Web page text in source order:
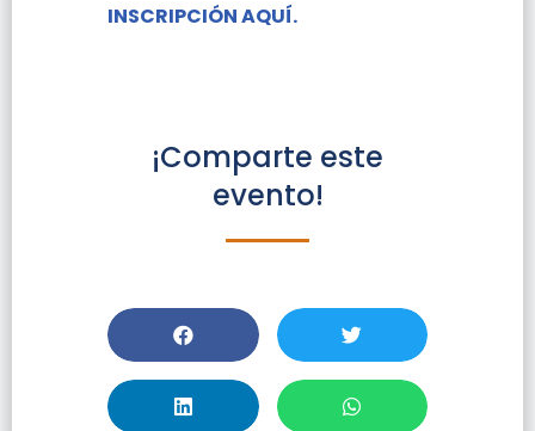
INSCRIPCIÓN AQUÍ.
¡Comparte este
evento!